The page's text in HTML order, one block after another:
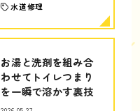
水道修理
お湯と洗剤を組み合
わせてトイレつまり
を一瞬で溶かす裏技